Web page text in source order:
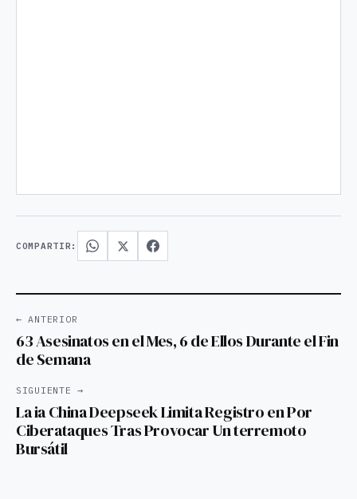
COMPARTIR:
← ANTERIOR
63 Asesinatos en el Mes, 6 de Ellos Durante el Fin
de Semana
SIGUIENTE →
La ia China Deepseek Limita Registro en Por
Ciberataques Tras Provocar Un terremoto
Bursátil